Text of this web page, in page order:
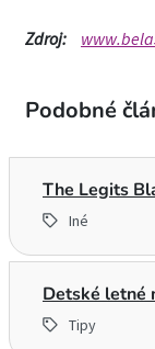
Zdroj:
Podobné
The Legits
Iné
Detské letné
Tipy